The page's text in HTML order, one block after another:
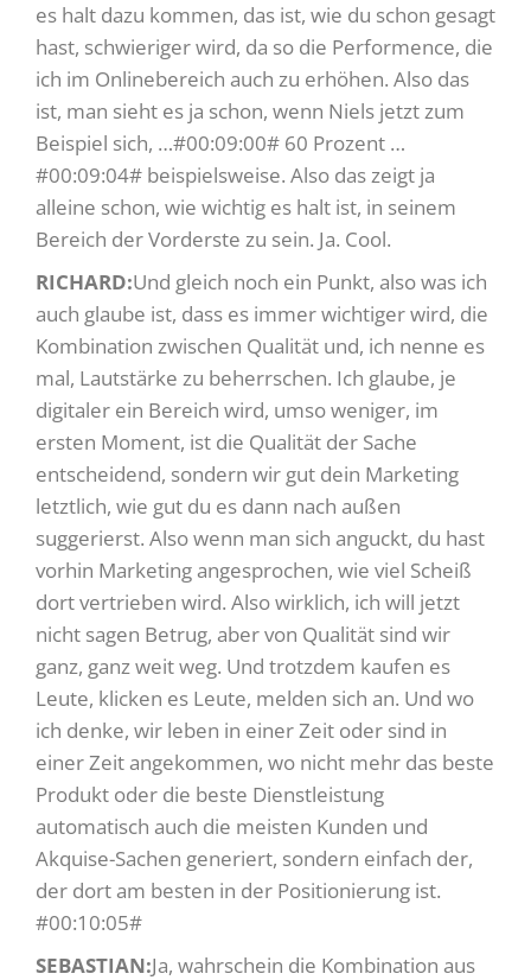
es halt dazu kommen, das ist, wie du schon gesagt
hast, schwieriger wird, da so die Performence, die
ich im Onlinebereich auch zu erhöhen. Also das
ist, man sieht es ja schon, wenn Niels jetzt zum
Beispiel sich, …#00:09:00# 60 Prozent …
#00:09:04# beispielsweise. Also das zeigt ja
alleine schon, wie wichtig es halt ist, in seinem
Bereich der Vorderste zu sein. Ja. Cool.
RICHARD:Und gleich noch ein Punkt, also was ich
auch glaube ist, dass es immer wichtiger wird, die
Kombination zwischen Qualität und, ich nenne es
mal, Lautstärke zu beherrschen. Ich glaube, je
digitaler ein Bereich wird, umso weniger, im
ersten Moment, ist die Qualität der Sache
entscheidend, sondern wir gut dein Marketing
letztlich, wie gut du es dann nach außen
suggerierst. Also wenn man sich anguckt, du hast
vorhin Marketing angesprochen, wie viel Scheiß
dort vertrieben wird. Also wirklich, ich will jetzt
nicht sagen Betrug, aber von Qualität sind wir
ganz, ganz weit weg. Und trotzdem kaufen es
Leute, klicken es Leute, melden sich an. Und wo
ich denke, wir leben in einer Zeit oder sind in
einer Zeit angekommen, wo nicht mehr das beste
Produkt oder die beste Dienstleistung
automatisch auch die meisten Kunden und
Akquise-Sachen generiert, sondern einfach der,
der dort am besten in der Positionierung ist.
#00:10:05#
SEBASTIAN:Ja, wahrschein die Kombination aus